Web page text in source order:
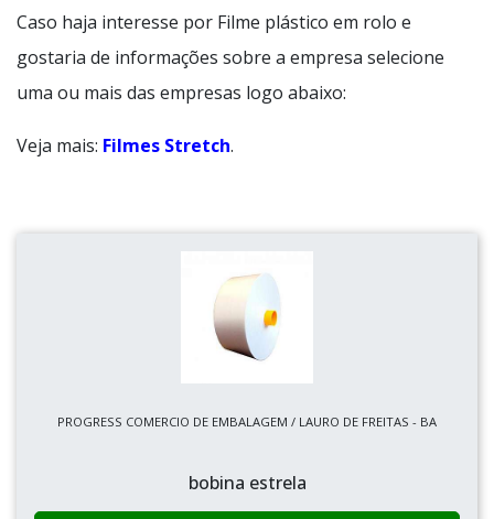
Caso haja interesse por Filme plástico em rolo e
gostaria de informações sobre a empresa selecione
uma ou mais das empresas logo abaixo:
Veja mais: Filmes Stretch.
PROGRESS COMERCIO DE EMBALAGEM / LAURO DE FREITAS - BA
bobina estrela